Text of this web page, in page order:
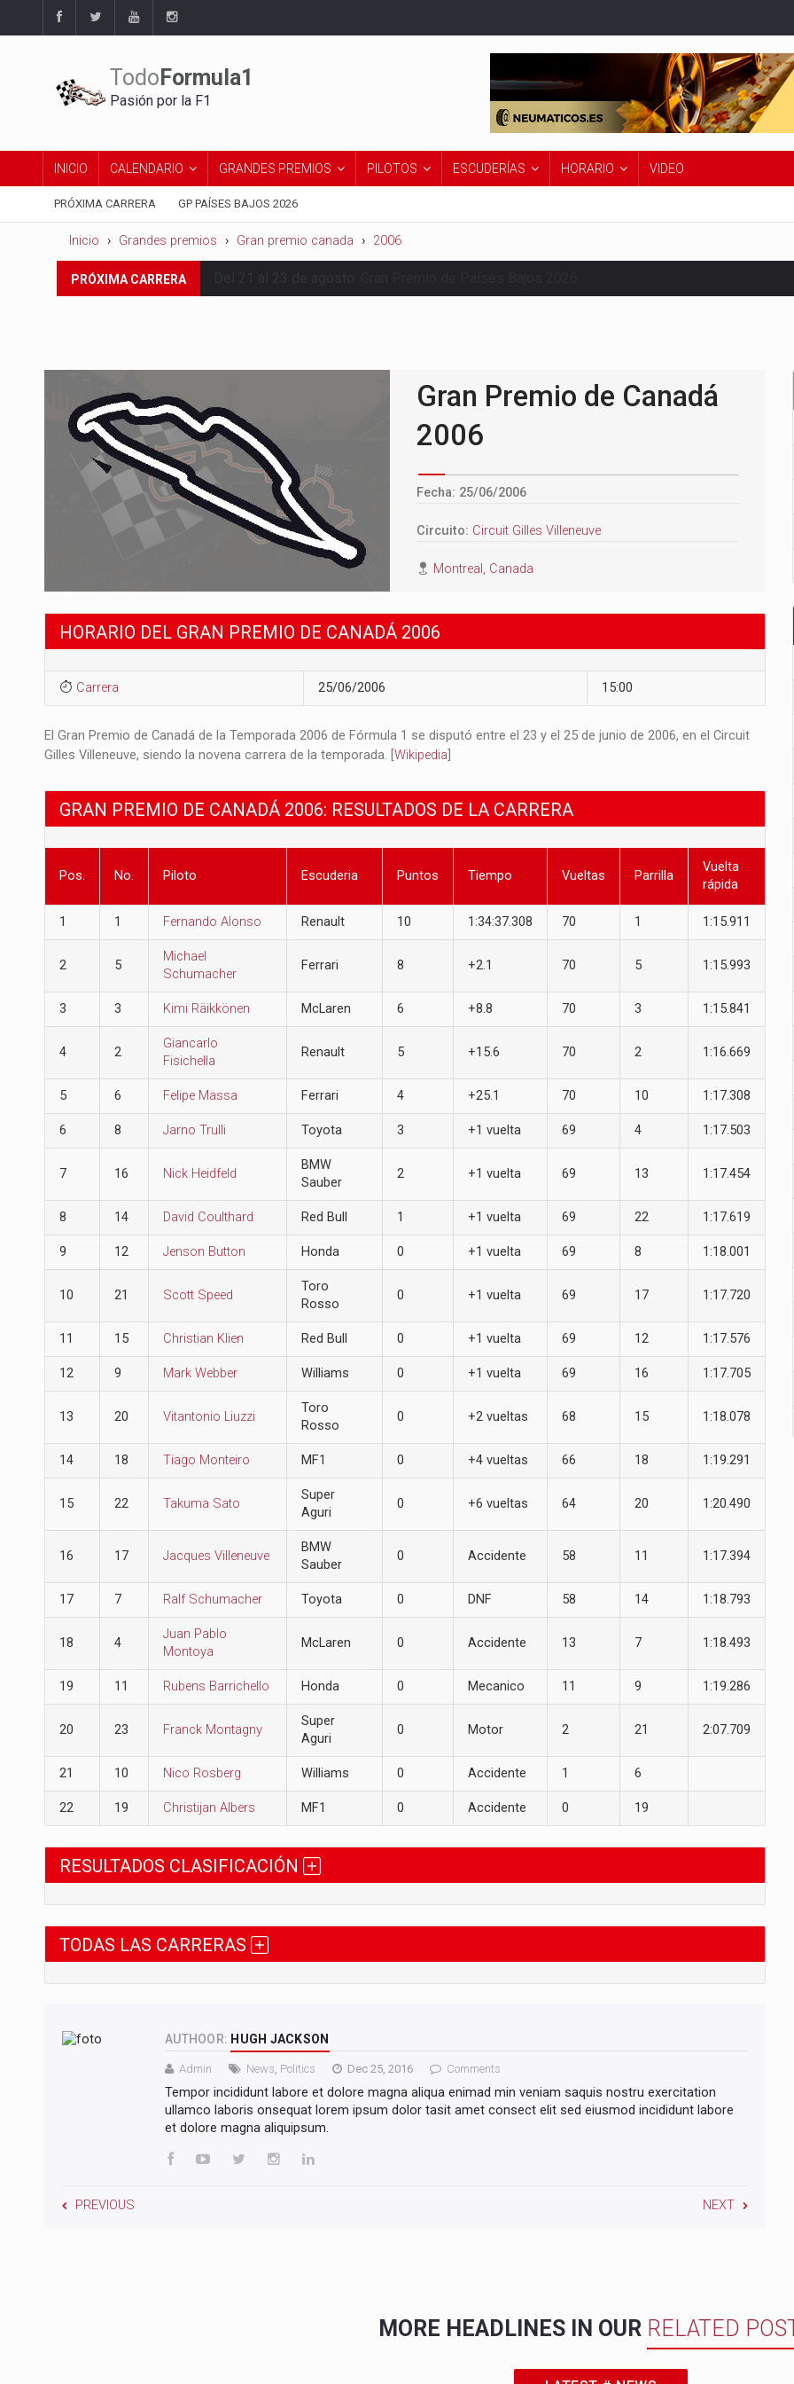
Todo Formula1
Pasión por la F1
INICIO CALENDARIO GRANDES PREMIOS PILOTOS ESCUDERÍAS HORARIO VIDEO
PRÓXIMA CARRERA GP PAÍSES BAJOS 2026
Inicio Grandes premios Gran premio canada 2006
PRÓXIMA CARRERA
Gran Premio de Canadá
2006
Fecha: 25/06/2006
Circuito: Circuit Gilles Villeneuve
Montreal, Canada
HORARIO DEL GRAN PREMIO DE CANADÁ 2006
Carrera 25/06/2006 15:00
El Gran Premio de Canadá de la Temporada 2006 de Fórmula 1 se disputó entre el 23 y el 25 de junio de 2006, en el Circuit
Gilles Villeneuve, siendo la novena carrera de la temporada. [ Wikipedia
GRAN PREMIO DE CANADÁ 2006: RESULTADOS DE LA CARRERA
Pos. No. Piloto Escuderia Puntos Tiempo Vueltas Parrilla
Vuelta
rápida
1 1 Fernando Alonso Renault 10 1:34:37.308 70 1 1:15.911
2 5
Michael
Schumacher
Ferrari 8 +2.1 70 5 1:15.993
3 3 Kimi Räikkönen McLaren 6 +8.8 70 3 1:15.841
4 2
Giancarlo
Fisichella
Renault 5 +15.6 70 2 1:16.669
5 6 Felipe Massa Ferrari 4 +25.1 70 10 1:17.308
6 8 Jarno Trulli Toyota 3 +1 vuelta 69 4 1:17.503
7 16 Nick Heidfeld
BMW
Sauber
2 +1 vuelta 69 13 1:17.454
8 14 David Coulthard Red Bull 1 +1 vuelta 69 22 1:17.619
9 12 Jenson Button Honda 0 +1 vuelta 69 8 1:18.001
10 21 Scott Speed
Toro
Rosso
0 +1 vuelta 69 17 1:17.720
11 15 Christian Klien Red Bull 0 +1 vuelta 69 12 1:17.576
12 9 Mark Webber Williams 0 +1 vuelta 69 16 1:17.705
13 20 Vitantonio Liuzzi
Toro
Rosso
0 +2 vueltas 68 15 1:18.078
14 18 Tiago Monteiro MF1 0 +4 vueltas 66 18 1:19.291
15 22 Takuma Sato
Super
Aguri
0 +6 vueltas 64 20 1:20.490
16 17 Jacques Villeneuve
BMW
Sauber
0 Accidente 58 11 1:17.394
17 7 Ralf Schumacher Toyota 0 DNF 58 14 1:18.793
18 4
Juan Pablo
Montoya
McLaren 0 Accidente 13 7 1:18.493
19 11 Rubens Barrichello Honda 0 Mecanico 11 9 1:19.286
20 23 Franck Montagny
Super
Aguri
0 Motor 2 21 2:07.709
21 10 Nico Rosberg Williams 0 Accidente 1 6
22 19 Christijan Albers MF1 0 Accidente 0 19
RESULTADOS CLASIFICACIÓN
TODAS LAS CARRERAS
AUTHOOR: HUGH JACKSON
Admin News, Politics Dec 25, 2016 Comments
Tempor incididunt labore et dolore magna aliqua enimad min veniam saquis nostru exercitation
ullamco laboris onsequat lorem ipsum dolor tasit amet consect elit sed eiusmod incididunt labore
et dolore magna aliquipsum.
PREVIOUS NEXT
MORE HEADLINES IN OUR RELATED